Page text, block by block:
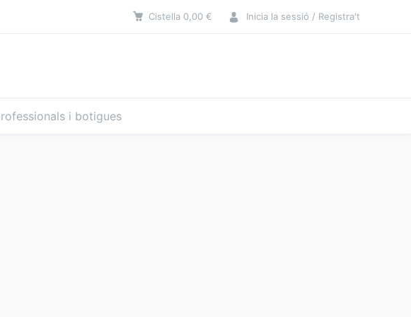
Cistella 0,00 € Inicia la sessió / Registra't
i botigues